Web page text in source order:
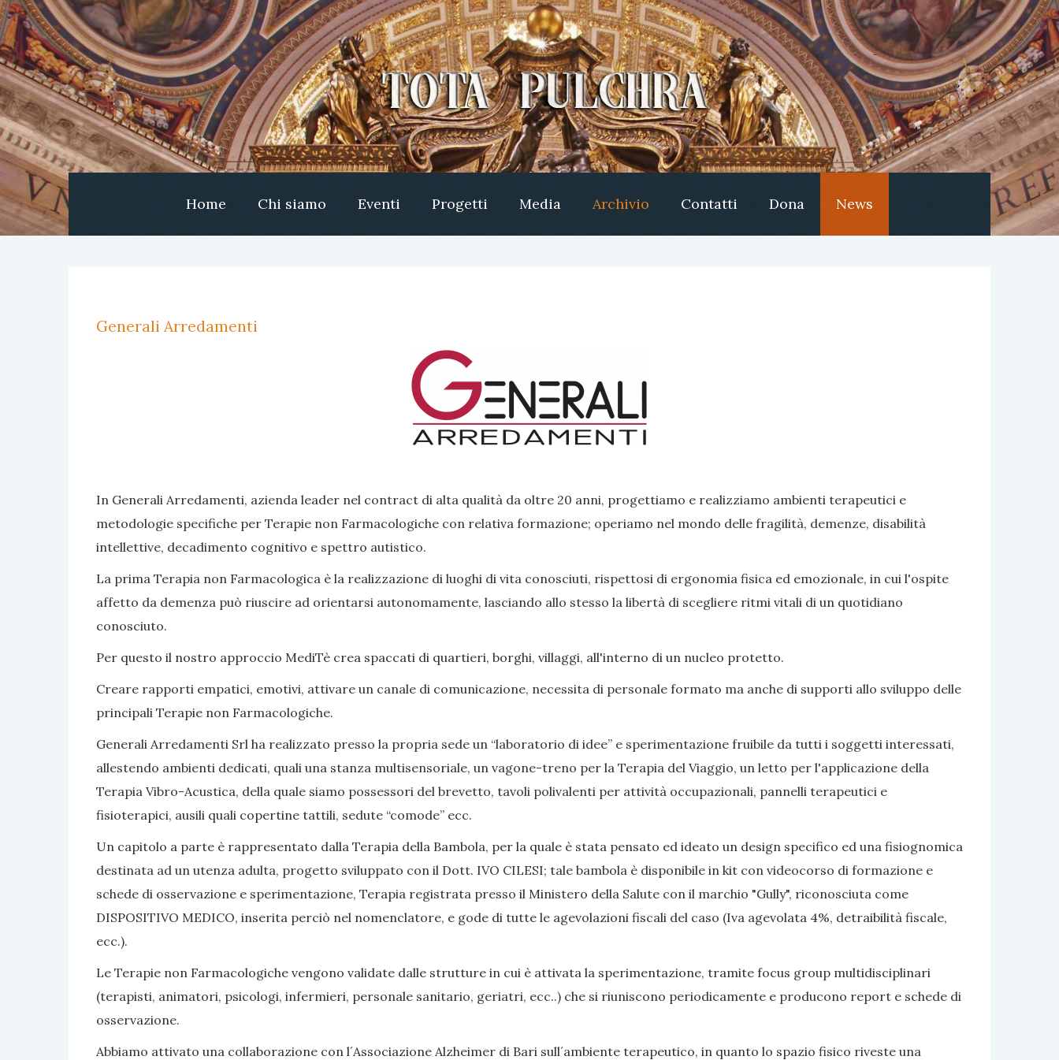
Home Chi siamo Eventi Progetti Media Archivio Contatti Dona News
Generali Arredamenti
In Generali Arredamenti, azienda leader nel contract di alta qualità da oltre 20 anni, progettiamo e realizziamo ambienti terapeutici e
metodologie specifiche per Terapie non Farmacologiche con relativa formazione; operiamo nel mondo delle fragilità, demenze, disabilità
intellettive, decadimento cognitivo e spettro autistico.
La prima Terapia non Farmacologica è la realizzazione di luoghi di vita conosciuti, rispettosi di ergonomia fisica ed emozionale, in cui l'ospite
affetto da demenza può riuscire ad orientarsi autonomamente, lasciando allo stesso la libertà di scegliere ritmi vitali di un quotidiano
conosciuto.
Per questo il nostro approccio MediTè crea spaccati di quartieri, borghi, villaggi, all'interno di un nucleo protetto.
Creare rapporti empatici, emotivi, attivare un canale di comunicazione, necessita di personale formato ma anche di supporti allo sviluppo delle
principali Terapie non Farmacologiche.
Generali Arredamenti Srl ha realizzato presso la propria sede un “laboratorio di idee” e sperimentazione fruibile da tutti i soggetti interessati,
allestendo ambienti dedicati, quali una stanza multisensoriale, un vagone-treno per la Terapia del Viaggio, un letto per l'applicazione della
Terapia Vibro-Acustica, della quale siamo possessori del brevetto, tavoli polivalenti per attività occupazionali, pannelli terapeutici e
fisioterapici, ausili quali copertine tattili, sedute “comode” ecc.
Un capitolo a parte è rappresentato dalla Terapia della Bambola, per la quale è stata pensato ed ideato un design specifico ed una fisiognomica
destinata ad un utenza adulta, progetto sviluppato con il Dott. IVO CILESI; tale bambola è disponibile in kit con videocorso di formazione e
schede di osservazione e sperimentazione, Terapia registrata presso il Ministero della Salute con il marchio "Gully", riconosciuta come
DISPOSITIVO MEDICO, inserita perciò nel nomenclatore, e gode di tutte le agevolazioni fiscali del caso (Iva agevolata 4%, detraibilità fiscale,
ecc.).
Le Terapie non Farmacologiche vengono validate dalle strutture in cui è attivata la sperimentazione, tramite focus group multidisciplinari
(terapisti, animatori, psicologi, infermieri, personale sanitario, geriatri, ecc..) che si riuniscono periodicamente e producono report e schede di
osservazione.
Abbiamo attivato una collaborazione con l´Associazione Alzheimer di Bari sull´ambiente terapeutico, in quanto lo spazio fisico riveste una